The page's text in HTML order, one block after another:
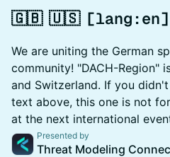
🇬🇧 🇺🇸 [lang:en]
We are uniting the German
community! "DACH-Region"
and Switzerland. If you
text above, this one is not
at the next international
Presented by